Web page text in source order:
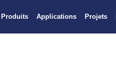
Produits Applications Projets